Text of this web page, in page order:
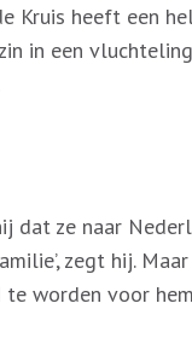
Kruis heeft een
in een
dat ze naar
zegt hij.
worden voor